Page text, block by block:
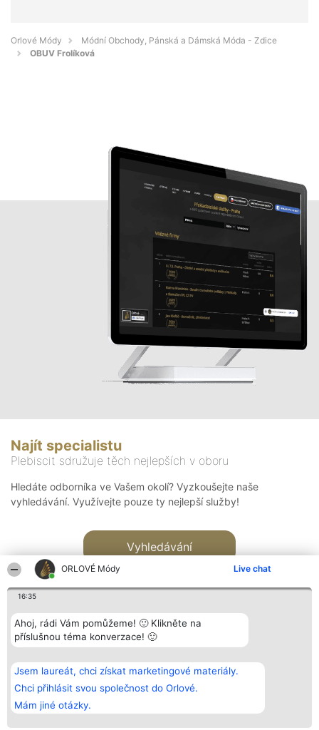
ORLOVÉ Módy Live chat
16:35
Ahoj, rádi Vám pomůžeme! 🙂 Klikněte na
příslušnou téma konverzace! 🙂
Jsem laureát, chci získat marketingové materiály.
Chci přihlásit svou společnost do Orlové.
Mám jiné otázky.
Orlové Módy
Módní Obchody, Pánská a Dámská Móda - Zdice
OBUV Frolíková
Najít specialistu
Plebiscit sdružuje těch nejlepších v oboru
Hledáte odborníka ve Vašem okolí? Vyzkoušejte naše
vyhledávání. Využívejte pouze ty nejlepší služby!
Vyhledávání
Bright Side Solutions sp. z o.
o. sp. k.
ul. Ruska 22
Wrocław 50-079
KRS 0000749100 | Regon
381313360 | NIP 8943132676
Vítězové
Seznam všech
laureátů
Zásady
Zásady
Kontakt